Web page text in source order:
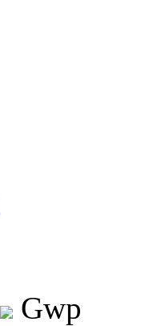
Gwp